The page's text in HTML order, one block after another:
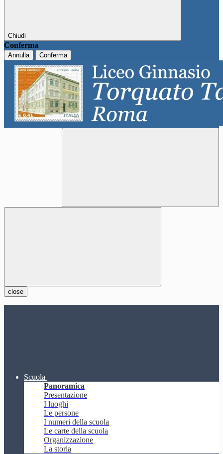
Chiudi
Conferma
Annulla Conferma
close
Scuola
Panoramica
Presentazione
I luoghi
Le persone
I numeri della scuola
Le carte della scuola
Organizzazione
La storia